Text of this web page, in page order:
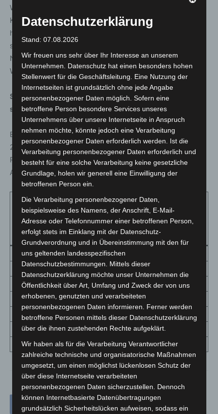
Wahrscheinlichkeit fort. In tiefen Lagen wird durch die
Klimaerwärmung der Schnee deutlich weniger. In
höheren Lagen oberhalb von etwa 1500 bis 2000 Meter
sind auch in den nächsten Jahrzehnten ausreichend
Naturschnee für den Wintersport und meistens Weiße
Weihnachten zu erwarten
Statistische Wahrheit:In München heute alle 7 Jahre
statt alle 3 Jahre Weiße Weihnachten
Eintrittswahrscheinlichkeit Weiße Weihnachten vom
24.-26.12. für sieben Städte in Deutschland in den beiden
Referenzperioden 1961-1990 und 1991-2020 sowie
Abnahme in Prozentpunkten
WAHRSCHEINLICHKEIT
WEISSE WEIHNACHTEN
VOM 24.- 26.12. IN
PROZENT
1961-
1990
1991-
2020
DIFFERENZ
Berlin-Dahlem 16,7
Hamburg-Fuhlsbüttel
16,7 6,7
Leipzig-Halle
10,5 6,7
-3,8
Köln
10,0 3,3
Frankfurt
17,4 5,6
-11,8
München
33,3 13,8
-19,5
Freiburg
16,7 4,5 -12,2
Datenschutzerklärung
Stand: 07.08.2026
Wir freuen uns sehr über Ihr Interesse an unserem
Unternehmen. Datenschutz hat einen besonders hohen
Stellenwert für die Geschäftsleitung. Eine Nutzung der
Internetseiten ist grundsätzlich ohne jede Angabe
personenbezogener Daten möglich. Sofern eine
betroffene Person besondere Services unseres
Unternehmens über unsere Internetseite in Anspruch
nehmen möchte, könnte jedoch eine Verarbeitung
personenbezogener Daten erforderlich werden. Ist die
Verarbeitung personenbezogener Daten erforderlich und
besteht für eine solche Verarbeitung keine gesetzliche
Grundlage, holen wir generell eine Einwilligung der
betroffenen Person ein.
Die Verarbeitung personenbezogener Daten,
beispielsweise des Namens, der Anschrift, E-Mail-
Adresse oder Telefonnummer einer betroffenen Person,
erfolgt stets im Einklang mit der Datenschutz-
Grundverordnung und in Übereinstimmung mit den für
uns geltenden landesspezifischen
Datenschutzbestimmungen. Mittels dieser
Datenschutzerklärung möchte unser Unternehmen die
Öffentlichkeit über Art, Umfang und Zweck der von uns
erhobenen, genutzten und verarbeiteten
personenbezogenen Daten informieren. Ferner werden
betroffene Personen mittels dieser Datenschutzerklärung
über die ihnen zustehenden Rechte aufgeklärt.
Wir haben als für die Verarbeitung Verantwortlicher
zahlreiche technische und organisatorische Maßnahmen
umgesetzt, um einen möglichst lückenlosen Schutz der
über diese Internetseite verarbeiteten
personenbezogenen Daten sicherzustellen. Dennoch
können Internetbasierte Datenübertragungen
grundsätzlich Sicherheitslücken aufweisen, sodass ein